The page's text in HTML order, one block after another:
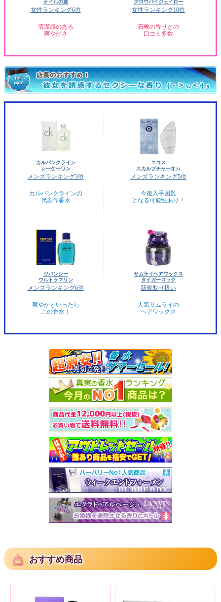
ナイルの庭
女性ランキング6位
清潔感のある
爽やかさ
グロウバイジェイロー
女性ランキング10位
石鹸の香りとの
口コミ多数
カルバンクライン
シーケーワン
メンズランキング3位
カルバンクラインの
代表作香水
ニコス
スカルプチャーオム
メンズランキング5位
今後入手困難
となる可能性あり！
ジバンシー
ウルトラマリン
メンズランキング6位
爽やかといったら
この香水！
サムライヘアワックス
タイガーロック
新規取り扱い
人気サムライの
ヘアワックス
おすすめ商品